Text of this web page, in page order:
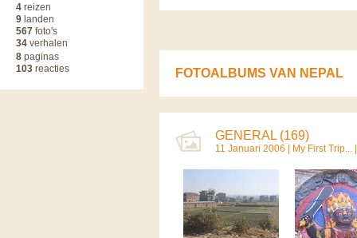
FOTOALBUMS VAN NEPAL
GENERAL (169)
11 Januari 2006 | My First Trip...
4 reizen
9 landen
567 foto's
34 verhalen
8 paginas
103 reacties